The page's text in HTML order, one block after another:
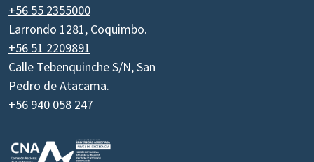
+56 55 2355000
Larrondo 1281, Coquimbo.
+56 51 2209891
Calle Tebenquinche S/N, San
Pedro de Atacama.
+56 940 058 247